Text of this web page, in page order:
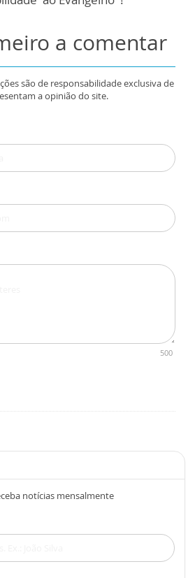
a comentar
são de responsabilidade exclusiva de
a opinião do site.
500
notícias mensalmente